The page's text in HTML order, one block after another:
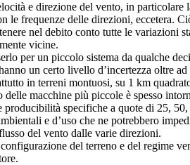
e direzione del vento, in particolare
le frequenze delle direzioni, eccetera.
nel debito conto tutte le variazioni
vicine.
per un piccolo sistema da qualche
un certo livello d’incertezza oltre
in terreni montuosi, su 1 km
macchine più piccole è spesso
specifiche a quote di 25,
e d’uso che ne potrebbero
del vento dalle varie direzioni.
del terreno e del regime